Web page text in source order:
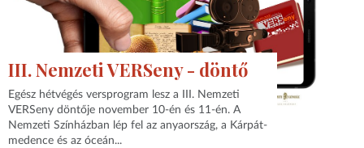
III. Nemzeti VERSeny - döntő
Egész hétvégés versprogram lesz a III. Nemzeti
VERSeny döntője november 10-én és 11-én. A
Nemzeti Színházban lép fel az anyaország, a Kárpát-
medence és az óceán...